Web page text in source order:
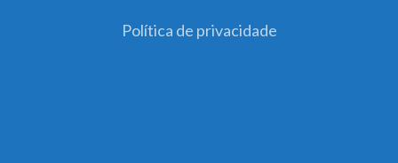
Política de privacidade